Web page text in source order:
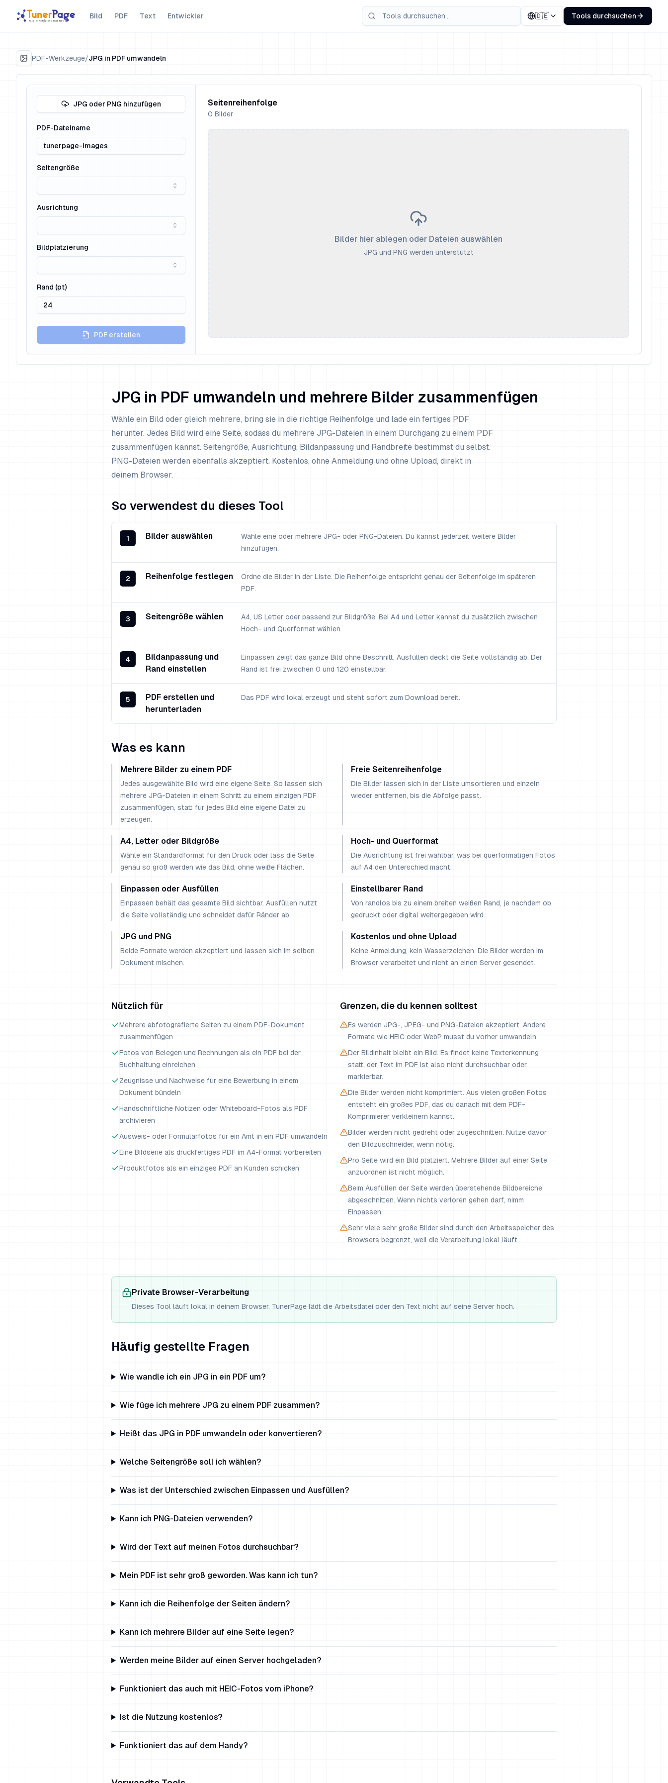
Bild PDF Text Entwickler 🇩🇪 Tools durchsuchen
PDF-Werkzeuge/JPG in PDF umwandeln
JPG oder PNG hinzufügen
PDF-Dateiname
Seitengröße
Ausrichtung
Bildplatzierung
Rand (pt)
PDF erstellen
Seitenreihenfolge
0 Bilder
Bilder hier ablegen oder Dateien auswählen
JPG und PNG werden unterstützt
JPG in PDF umwandeln und mehrere Bilder zusammenfügen
Wähle ein Bild oder gleich mehrere, bring sie in die richtige Reihenfolge und lade ein fertiges PDF
herunter. Jedes Bild wird eine Seite, sodass du mehrere JPG-Dateien in einem Durchgang zu einem PDF
zusammenfügen kannst. Seitengröße, Ausrichtung, Bildanpassung und Randbreite bestimmst du selbst.
PNG-Dateien werden ebenfalls akzeptiert. Kostenlos, ohne Anmeldung und ohne Upload, direkt in
deinem Browser.
So verwendest du dieses Tool
1 Bilder auswählen
Wähle eine oder mehrere JPG- oder PNG-Dateien. Du kannst jederzeit weitere Bilder
hinzufügen.
2 Reihenfolge festlegen
Ordne die Bilder in der Liste. Die Reihenfolge entspricht genau der Seitenfolge im späteren
PDF.
3 Seitengröße wählen
A4, US Letter oder passend zur Bildgröße. Bei A4 und Letter kannst du zusätzlich zwischen
Hoch- und Querformat wählen.
4
Bildanpassung und
Rand einstellen
Einpassen zeigt das ganze Bild ohne Beschnitt, Ausfüllen deckt die Seite vollständig ab. Der
Rand ist frei zwischen 0 und 120 einstellbar.
5
PDF erstellen und
herunterladen
Das PDF wird lokal erzeugt und steht sofort zum Download bereit.
Was es kann
Mehrere Bilder zu einem PDF
Jedes ausgewählte Bild wird eine eigene Seite. So lassen sich
mehrere JPG-Dateien in einem Schritt zu einem einzigen PDF
zusammenfügen, statt für jedes Bild eine eigene Datei zu
erzeugen.
Freie Seitenreihenfolge
Die Bilder lassen sich in der Liste umsortieren und einzeln
wieder entfernen, bis die Abfolge passt.
A4, Letter oder Bildgröße
Wähle ein Standardformat für den Druck oder lass die Seite
genau so groß werden wie das Bild, ohne weiße Flächen.
Hoch- und Querformat
Die Ausrichtung ist frei wählbar, was bei querformatigen Fotos
auf A4 den Unterschied macht.
Einpassen oder Ausfüllen
Einpassen behält das gesamte Bild sichtbar. Ausfüllen nutzt
die Seite vollständig und schneidet dafür Ränder ab.
Einstellbarer Rand
Von randlos bis zu einem breiten weißen Rand, je nachdem ob
gedruckt oder digital weitergegeben wird.
JPG und PNG
Beide Formate werden akzeptiert und lassen sich im selben
Dokument mischen.
Kostenlos und ohne Upload
Keine Anmeldung, kein Wasserzeichen. Die Bilder werden im
Browser verarbeitet und nicht an einen Server gesendet.
Nützlich für
Mehrere abfotografierte Seiten zu einem PDF-Dokument
zusammenfügen
Fotos von Belegen und Rechnungen als ein PDF bei der
Buchhaltung einreichen
Zeugnisse und Nachweise für eine Bewerbung in einem
Dokument bündeln
Handschriftliche Notizen oder Whiteboard-Fotos als PDF
archivieren
Ausweis- oder Formularfotos für ein Amt in ein PDF umwandeln
Eine Bildserie als druckfertiges PDF im A4-Format vorbereiten
Produktfotos als ein einziges PDF an Kunden schicken
Grenzen, die du kennen solltest
Es werden JPG-, JPEG- und PNG-Dateien akzeptiert. Andere
Formate wie HEIC oder WebP musst du vorher umwandeln.
Der Bildinhalt bleibt ein Bild. Es findet keine Texterkennung
statt, der Text im PDF ist also nicht durchsuchbar oder
markierbar.
Die Bilder werden nicht komprimiert. Aus vielen großen Fotos
entsteht ein großes PDF, das du danach mit dem PDF-
Komprimierer verkleinern kannst.
Bilder werden nicht gedreht oder zugeschnitten. Nutze davor
den Bildzuschneider, wenn nötig.
Pro Seite wird ein Bild platziert. Mehrere Bilder auf einer Seite
anzuordnen ist nicht möglich.
Beim Ausfüllen der Seite werden überstehende Bildbereiche
abgeschnitten. Wenn nichts verloren gehen darf, nimm
Einpassen.
Sehr viele sehr große Bilder sind durch den Arbeitsspeicher des
Browsers begrenzt, weil die Verarbeitung lokal läuft.
Private Browser-Verarbeitung
Dieses Tool läuft lokal in deinem Browser. TunerPage lädt die Arbeitsdatei oder den Text nicht auf seine Server hoch.
Häufig gestellte Fragen
Wie wandle ich ein JPG in ein PDF um?
Wie füge ich mehrere JPG zu einem PDF zusammen?
Heißt das JPG in PDF umwandeln oder konvertieren?
Welche Seitengröße soll ich wählen?
Was ist der Unterschied zwischen Einpassen und Ausfüllen?
Kann ich PNG-Dateien verwenden?
Wird der Text auf meinen Fotos durchsuchbar?
Mein PDF ist sehr groß geworden. Was kann ich tun?
Kann ich die Reihenfolge der Seiten ändern?
Kann ich mehrere Bilder auf eine Seite legen?
Werden meine Bilder auf einen Server hochgeladen?
Funktioniert das auch mit HEIC-Fotos vom iPhone?
Ist die Nutzung kostenlos?
Funktioniert das auf dem Handy?